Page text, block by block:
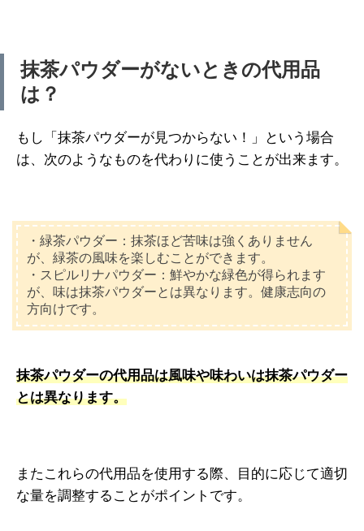
抹茶パウダーがないときの代用品
は？
もし「抹茶パウダーが見つからない！」という場合
は、次のようなものを代わりに使うことが出来ます。
・緑茶パウダー：抹茶ほど苦味は強くありません
が、緑茶の風味を楽しむことができます。
・スピルリナパウダー：鮮やかな緑色が得られます
が、味は抹茶パウダーとは異なります。健康志向の
方向けです。
抹茶パウダーの代用品は風味や味わいは抹茶パウダー
とは異なります。
またこれらの代用品を使用する際、目的に応じて適切
な量を調整することがポイントです。